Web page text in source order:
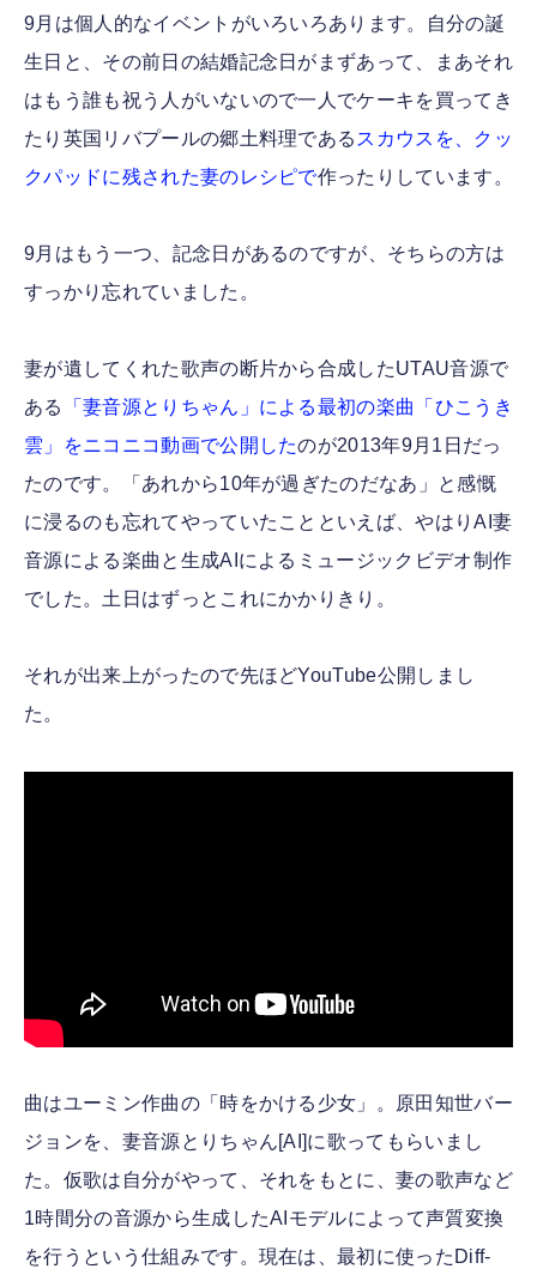
9月は個人的なイベントがいろいろあります。自分の誕
生日と、その前日の結婚記念日がまずあって、まあそれ
はもう誰も祝う人がいないので一人でケーキを買ってき
たり英国リバプールの郷土料理である スカウスを、クッ
クパッドに残された妻のレシピで作ったりしています。
9月はもう一つ、記念日があるのですが、そちらの方は
すっかり忘れていました。
妻が遺してくれた歌声の断片から合成したUTAU音源で
ある
「妻音源とりちゃん」による最初の楽曲「ひこうき
雲」をニコニコ動画で公開したのが2013年9月1日だっ
たのです。「あれから10年が過ぎたのだなあ」と感慨
に浸るのも忘れてやっていたことといえば、やはりAI妻
音源による楽曲と生成AIによるミュージックビデオ制作
でした。土日はずっとこれにかかりきり。
それが出来上がったので先ほどYouTube公開しまし
た。
曲はユーミン作曲の「時をかける少女」。原田知世バー
ジョンを、妻音源とりちゃん[AI]に歌ってもらいまし
た。仮歌は自分がやって、それをもとに、妻の歌声など
1時間分の音源から生成したAIモデルによって声質変換
を行うという仕組みです。現在は、最初に使ったDiff-